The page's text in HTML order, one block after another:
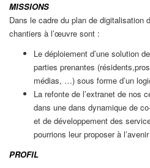
MISSIONS
Dans le cadre du plan de digitalisation
chantiers à l’œuvre sont :
Le déploiement d’une solution
parties prenantes
médias, …) sous forme d’un
La refonte de l’extranet de nos
dans une dans dynamique de
et de développement des
pourrions leur proposer à l’avenir
PROFIL